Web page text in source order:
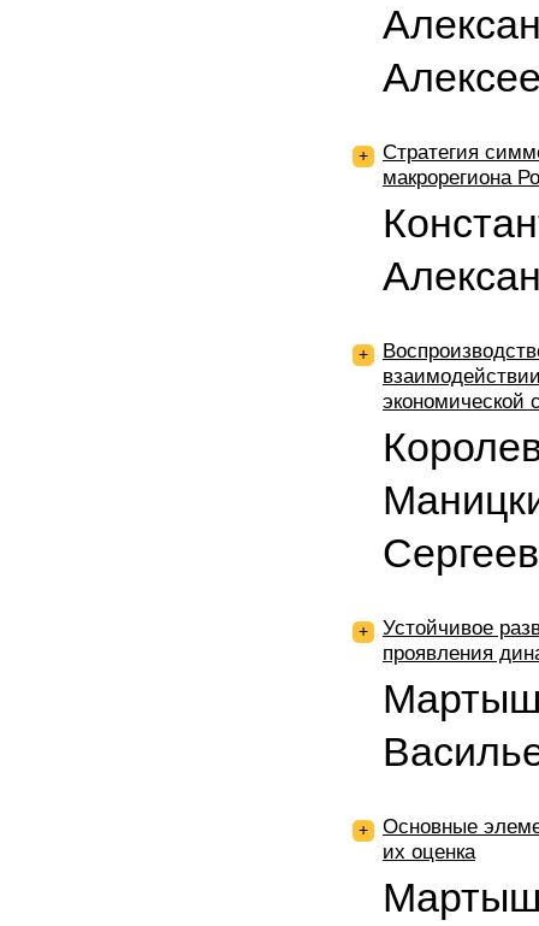
+
Стратегия
макрорегиона
+
экономической
+
Устойчивое
проявления
+
Основные
их оценка